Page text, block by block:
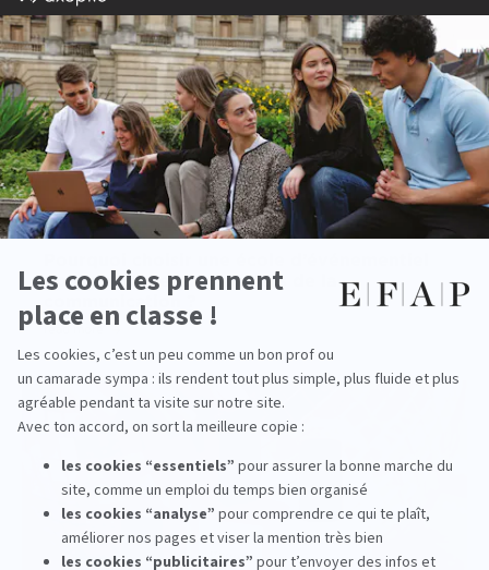
pour se former aux métiers de la
communication ?
read more